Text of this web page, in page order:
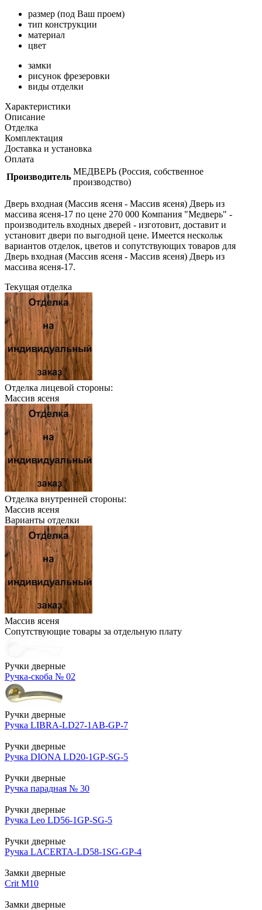
размер (под Ваш проем)
тип конструкции
материал
цвет
замки
рисунок фрезеровки
виды отделки
Характеристики
Описание
Отделка
Комплектация
Доставка и установка
Оплата
Производитель
МЕДВЕРЬ (Россия, собственное
производство)
Дверь входная (Массив ясеня - Массив ясеня) Дверь из
массива ясеня-17 по цене 270 000 Компания "Медверь" -
производитель входных дверей - изготовит, доставит и
установит двери по выгодной цене. Имеется нескольк
вариантов отделок, цветов и сопутствующих товаров для
Дверь входная (Массив ясеня - Массив ясеня) Дверь из
массива ясеня-17.
Текущая отделка
Отделка лицевой стороны:
Массив ясеня
Отделка внутренней стороны:
Массив ясеня
Варианты отделки
Массив ясеня
Сопутствующие товары за отдельную плату
Ручки дверные
Ручка-скоба № 02
Ручки дверные
Ручка LIBRA-LD27-1AB-GP-7
Ручки дверные
Ручка DIONA LD20-1GP-SG-5
Ручки дверные
Ручка парадная № 30
Ручки дверные
Ручка Leo LD56-1GP-SG-5
Ручки дверные
Ручка LACERTA-LD58-1SG-GP-4
Замки дверные
Crit М10
Замки дверные